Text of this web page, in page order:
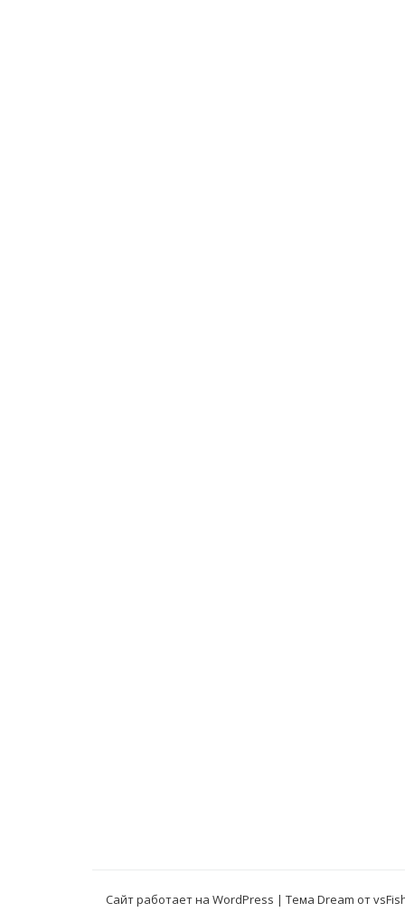
Сайт работает на WordPress | Тема Dream от